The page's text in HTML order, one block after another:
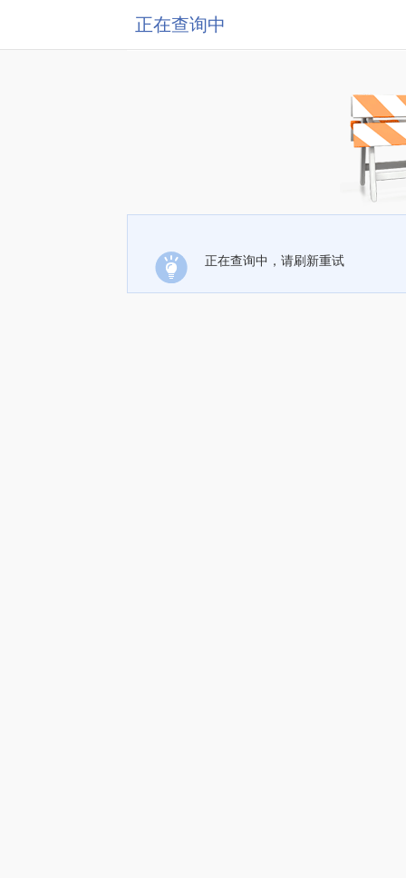
正在查询中
正在查询中，请刷新重试